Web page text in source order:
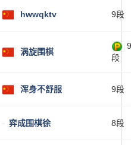
hwwqktv 9段
涡旋围棋
9
段
浑身不舒服 9段
弈成围棋徐 8段